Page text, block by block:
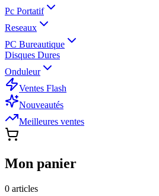
Pc Portatif
Reseaux
PC Bureautique
Disques Dures
Onduleur
Ventes Flash
Nouveautés
Meilleures ventes
Mon panier
0 articles